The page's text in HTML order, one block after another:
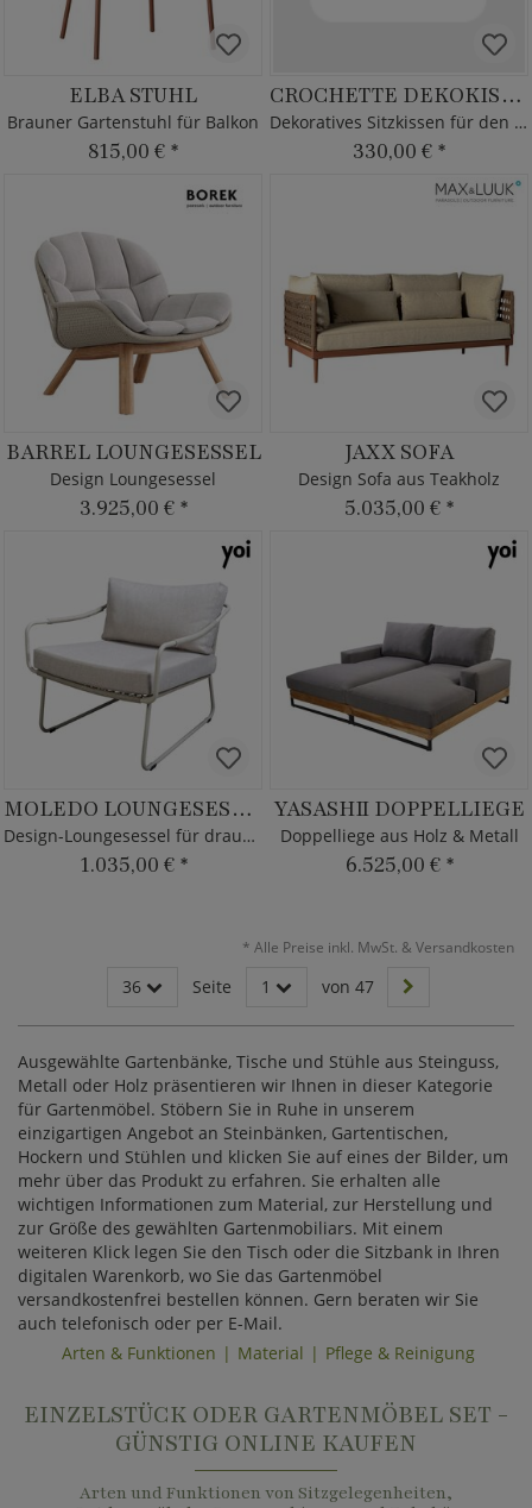
ELBA STUHL
Brauner Gartenstuhl für Balkon
815,00 € *
CROCHETTE DEKOKISSEN
Dekoratives Sitzkissen für den Garten
330,00 € *
BARREL LOUNGESESSEL
Design Loungesessel
3.925,00 € *
JAXX SOFA
Design Sofa aus Teakholz
5.035,00 € *
MOLEDO LOUNGESESSEL
Design-Loungesessel für draußen
1.035,00 € *
YASASHII DOPPELLIEGE
Doppelliege aus Holz & Metall
6.525,00 € *
* Alle Preise inkl. MwSt. & Versandkosten
36 Seite 1 von 47
Ausgewählte Gartenbänke, Tische und Stühle aus Steinguss,
Metall oder Holz präsentieren wir Ihnen in dieser Kategorie
für Gartenmöbel. Stöbern Sie in Ruhe in unserem
einzigartigen Angebot an Steinbänken, Gartentischen,
Hockern und Stühlen und klicken Sie auf eines der Bilder, um
mehr über das Produkt zu erfahren. Sie erhalten alle
wichtigen Informationen zum Material, zur Herstellung und
zur Größe des gewählten Gartenmobiliars. Mit einem
weiteren Klick legen Sie den Tisch oder die Sitzbank in Ihren
digitalen Warenkorb, wo Sie das Gartenmöbel
versandkostenfrei bestellen können. Gern beraten wir Sie
auch telefonisch oder per E-Mail.
Arten & Funktionen
Material Pflege & Reinigung
EINZELSTÜCK ODER GARTENMÖBEL SET -
GÜNSTIG ONLINE KAUFEN
Arten und Funktionen von Sitzgelegenheiten,